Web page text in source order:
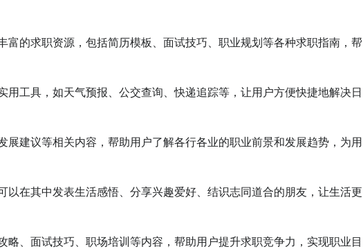
富的求职资源，包括简历模板、面试技巧、职业规划等各种求职指南，帮
用工具，如天气预报、公交查询、快递追踪等，让用户方便快捷地解决日
展建议等相关内容，帮助用户了解各行各业的职业前景和发展趋势，为用
以在其中发表生活感悟、分享兴趣爱好、结识志同道合的朋友，让生活更
略、面试技巧、职场培训等内容，帮助用户提升求职竞争力，实现职业目